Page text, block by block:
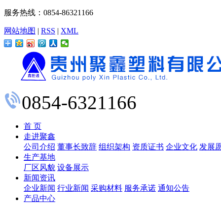
服务热线：0854-86321166
网站地图 | RSS | XML
0854-6321166
首 页
走进聚鑫
公司介绍 董事长致辞 组织架构 资质证书 企业文化 发展
生产基地
厂区风貌 设备展示
新闻资讯
企业新闻 行业新闻 采购材料 服务承诺 通知公告
产品中心